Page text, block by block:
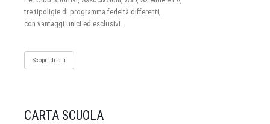
tre tipoligie di programma fedeltà differenti,
con vantaggi unici ed esclusivi.
Scopri di più
CARTA SCUOLA